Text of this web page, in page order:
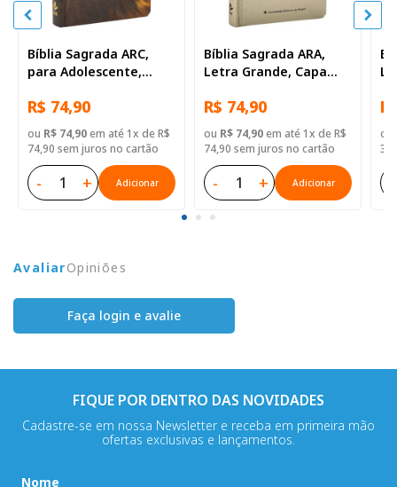
Bíblia Sagrada ARC,
para Adolescente,
Dura Ilustrada
R$ 74,90
ou R$ 74,90em até 1x de R$
74,90 sem juros no cartão
- + Adicionar
Bíblia Sagrada ARA,
Letra Grande, Capa
R$ 74,90
ou R$ 74,90em até 1x de R$
74,90 sem juros no cartão
- + Adicionar
ou
AvaliarOpiniões
Faça login e avalie
FIQUE POR DENTRO DAS NOVIDADES
Cadastre-se em nossa Newsletter e receba em primeira mão
ofertas exclusivas e lançamentos.
Nome